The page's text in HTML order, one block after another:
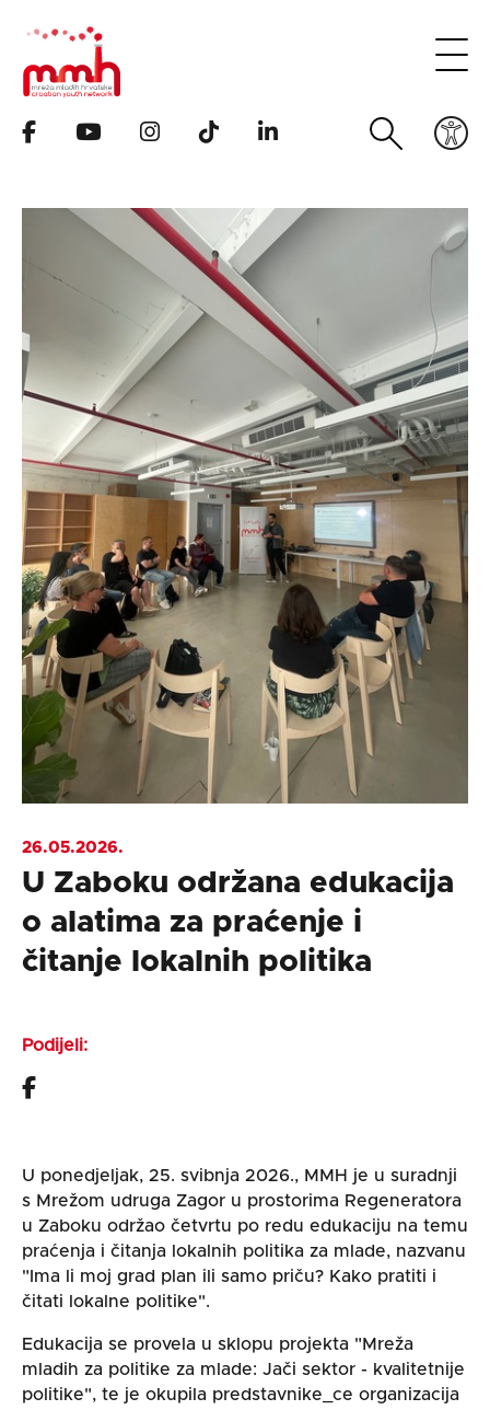
26.05.2026.
U Zaboku održana edukacija
o alatima za praćenje i
čitanje lokalnih politika
Podijeli:
U ponedjeljak, 25. svibnja 2026., MMH je u suradnji
s Mrežom udruga Zagor u prostorima Regeneratora
u Zaboku održao četvrtu po redu edukaciju na temu
praćenja i čitanja lokalnih politika za mlade, nazvanu
"Ima li moj grad plan ili samo priču? Kako pratiti i
čitati lokalne politike".
Edukacija se provela u sklopu projekta "Mreža
mladih za politike za mlade: Jači sektor - kvalitetnije
politike", te je okupila predstavnike_ce organizacija